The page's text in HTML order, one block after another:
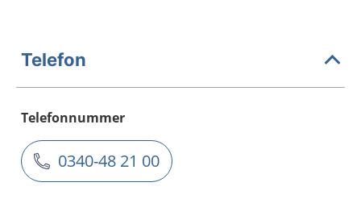
Telefon
Telefonnummer
0340-48 21 00